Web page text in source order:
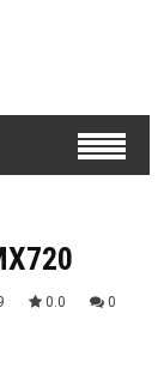
0.0 0